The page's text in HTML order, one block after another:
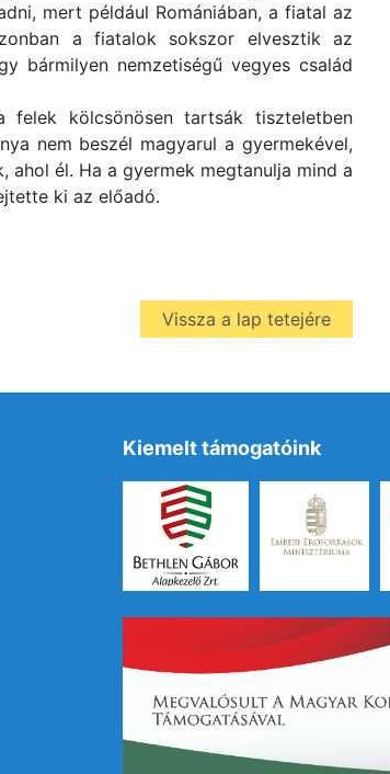
mert például Romániában, a fiatal az
a fiatalok sokszor elvesztik az
bármilyen nemzetiségű vegyes család
felek kölcsönösen tartsák tiszteletben
nem beszél magyarul a gyermekével,
ahol él. Ha a gyermek megtanulja mind a
ki az előadó.
Vissza a lap tetejére
Kiemelt támogatóink